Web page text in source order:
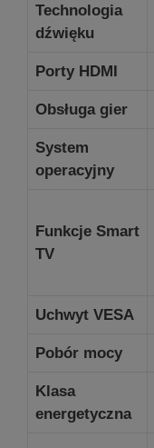
Technologia
dźwięku
Porty HDMI
Obsługa gier
System
operacyjny
Funkcje Smart
TV
Uchwyt VESA
Pobór mocy
Klasa
energetyczna